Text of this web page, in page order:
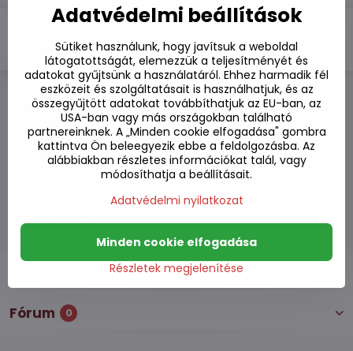
Kosárba
Hozzáadás a kedvencekhez
Hozzáadás a listához
Watchdog
Kézbesítés
Raktározási szám:S7#SK#412011#1
Fórum 0
Adatvédelmi beállítások
Sütiket használunk, hogy javítsuk a weboldal
látogatottságát, elemezzük a teljesítményét és
adatokat gyűjtsünk a használatáról. Ehhez harmadik fél
eszközeit és szolgáltatásait is használhatjuk, és az
összegyűjtött adatokat továbbíthatjuk az EU-ban, az
USA-ban vagy más országokban található
partnereinknek. A „Minden cookie elfogadása" gombra
kattintva Ön beleegyezik ebbe a feldolgozásba. Az
alábbiakban részletes információkat talál, vagy
módosíthatja a beállításait.
Adatvédelmi nyilatkozat
Részletek megjelenítése
Minden cookie elfogadása